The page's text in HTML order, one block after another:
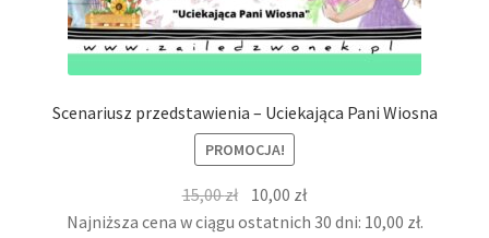
Scenariusz przedstawienia – Uciekająca Pani Wiosna
PROMOCJA!
15,00zł Pierwotna
cena
10,00 złAktualna
cena
Najniższa cena w ciągu ostatnich 30 dni: 10,00 zł.